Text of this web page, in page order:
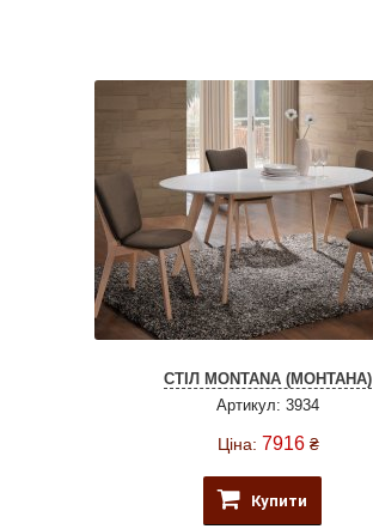
СТІЛ MONTANA (МОНТАНА)
Артикул: 3934
Ціна: 7916 ₴
Купити